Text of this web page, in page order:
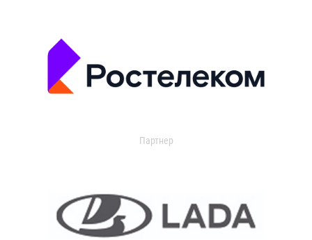
Партнер